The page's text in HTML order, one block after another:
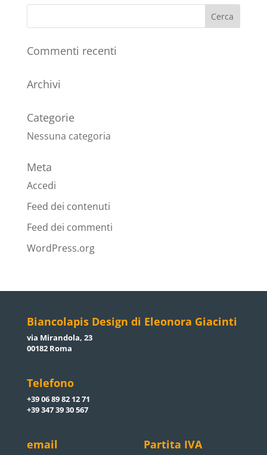
Commenti recenti
Archivi
Categorie
Nessuna categoria
Meta
Accedi
Feed dei contenuti
Feed dei commenti
WordPress.org
Biancolapis Design di Eleonora Giacinti
via Mirandola, 23
00182 Roma
Telefono
+39 06 89 82 12 71
+39 347 39 30 567
email Partita IVA